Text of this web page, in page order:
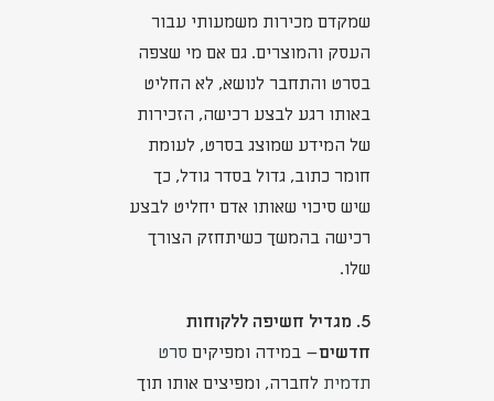
שמקדם מכירות משמעותי עבור
העסק והמוצרים. גם אם מי שצפה
בסרט והתחבר לנושא, לא החליט
באותו רגע לבצע רכישה, הזכירות
של המידע שמוצג בסרט, לעומת
חומר כתוב, גדול בסדר גודל, כך
שיש סיכוי שאותו אדם יחליט לבצע
רכישה בהמשך כשיתחזק הצורך
שלו.
5. מגדיל חשיפה ללקוחות
חדשים– במידה ומפיקים סרט
תדמית לחברה, ומפיצים אותו תוך